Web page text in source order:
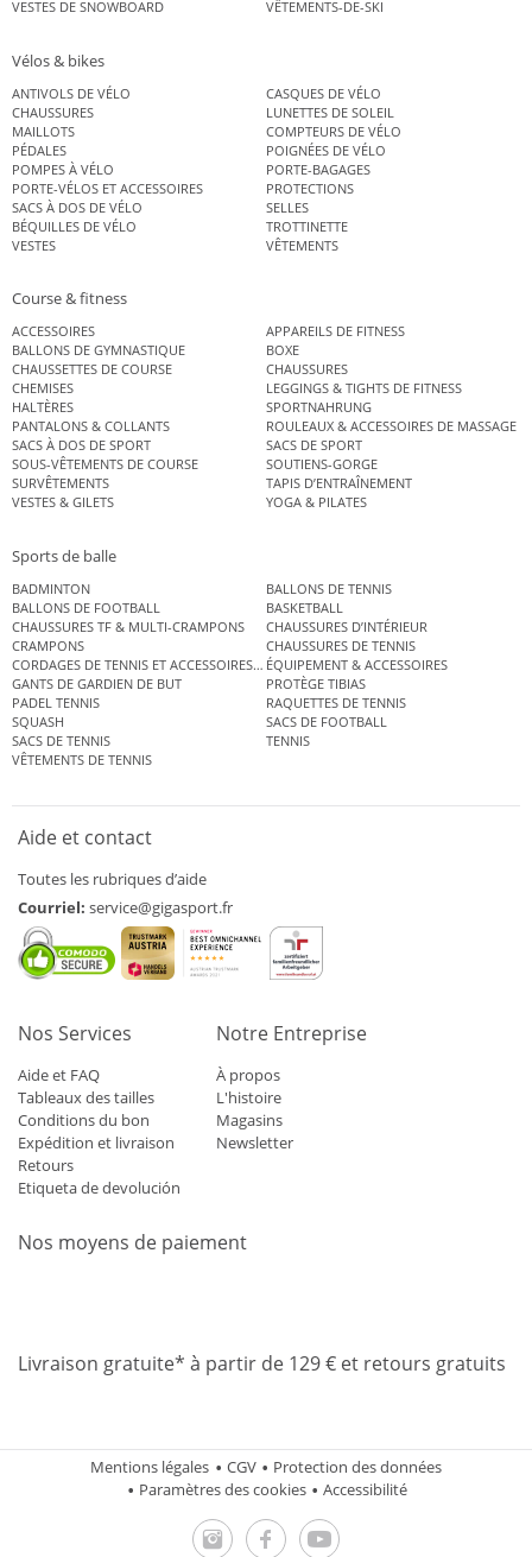
VESTES DE SNOWBOARD
VÊTEMENTS-DE-SKI
Vélos & bikes
ANTIVOLS DE VÉLO
CASQUES DE VÉLO
CHAUSSURES
LUNETTES DE SOLEIL
MAILLOTS
COMPTEURS DE VÉLO
PÉDALES
POIGNÉES DE VÉLO
POMPES À VÉLO
PORTE-BAGAGES
PORTE-VÉLOS ET ACCESSOIRES
PROTECTIONS
SACS À DOS DE VÉLO
SELLES
BÉQUILLES DE VÉLO
TROTTINETTE
VESTES
VÊTEMENTS
Course & fitness
ACCESSOIRES
APPAREILS DE FITNESS
BALLONS DE GYMNASTIQUE
BOXE
CHAUSSETTES DE COURSE
CHAUSSURES
CHEMISES
LEGGINGS & TIGHTS DE FITNESS
HALTÈRES
SPORTNAHRUNG
PANTALONS & COLLANTS
ROULEAUX & ACCESSOIRES DE MASSAGE
SACS À DOS DE SPORT
SACS DE SPORT
SOUS-VÊTEMENTS DE COURSE
SOUTIENS-GORGE
SURVÊTEMENTS
TAPIS D’ENTRAÎNEMENT
VESTES & GILETS
YOGA & PILATES
Sports de balle
BADMINTON
BALLONS DE TENNIS
BALLONS DE FOOTBALL
BASKETBALL
CHAUSSURES TF & MULTI-CRAMPONS
CHAUSSURES D’INTÉRIEUR
CRAMPONS
CHAUSSURES DE TENNIS
CORDAGES DE TENNIS ET ACCESSOIRES DE TENNISÉQUIPEMENT & ACCESSOIRES
GANTS DE GARDIEN DE BUT
PROTÈGE TIBIAS
PADEL TENNIS
RAQUETTES DE TENNIS
SQUASH
SACS DE FOOTBALL
SACS DE TENNIS
TENNIS
VÊTEMENTS DE TENNIS
Aide et contact
Toutes les rubriques d’aide
Courriel: service@gigasport.fr
Nos Services
Aide et FAQ
Tableaux des tailles
Conditions du bon
Expédition et livraison
Retours
Etiqueta de devolución
Notre Entreprise
À propos
L'histoire
Magasins
Newsletter
Nos moyens de paiement
Livraison gratuite* à partir de 129 € et retours gratuits
Mentions légales CGV
Protection des données
Paramètres des cookies
Accessibilité